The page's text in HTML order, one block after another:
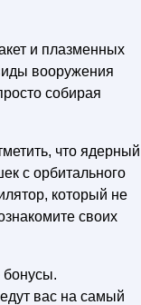
и плазменных
вооружения
собирая
что ядерный
с орбитального
который не
своих
бонусы.
вас на самый